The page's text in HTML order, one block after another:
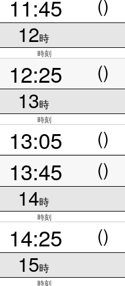
11:45
12時
時刻
12:25 ()
13時
時刻
13:05 ()
13:45 ()
14時
時刻
14:25 ()
15時
時刻